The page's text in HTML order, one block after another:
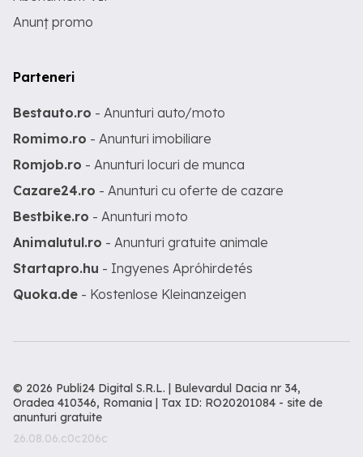
Anunț promo
Parteneri
Bestauto.ro - Anunturi auto/moto
Romimo.ro - Anunturi imobiliare
Romjob.ro - Anunturi locuri de munca
Cazare24.ro - Anunturi cu oferte de cazare
Bestbike.ro - Anunturi moto
Animalutul.ro - Anunturi gratuite animale
Startapro.hu - Ingyenes Apróhirdetés
Quoka.de - Kostenlose Kleinanzeigen
© 2026 Publi24 Digital S.R.L. | Bulevardul Dacia nr 34,
Oradea 410346, Romania | Tax ID: RO20201084 - site de
anunturi gratuite
26.08.06.c0c206c